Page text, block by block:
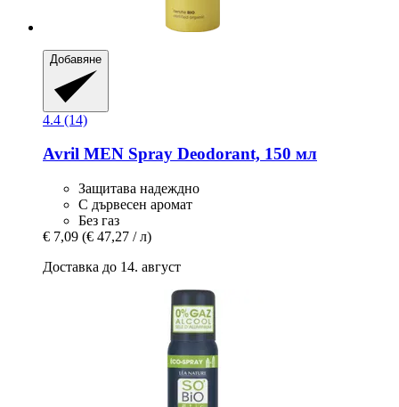
Добавяне
4.4 (14)
Avril MEN Spray Deodorant, 150 мл
Защитава надеждно
С дървесен аромат
Без газ
€ 7,09 (€ 47,27 / л)
Доставка до 14. август